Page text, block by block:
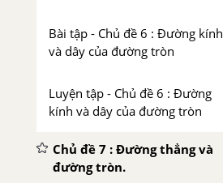
Bài tập - Chủ đề 6 : Đường kính
và dây của đường tròn
Luyện tập - Chủ đề 6 : Đường
kính và dây của đường tròn
Chủ đề 7 : Đường thẳng và
đường tròn.